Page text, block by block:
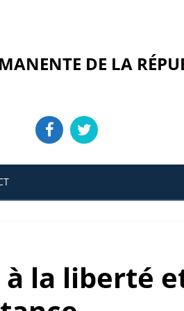
DE LA
la liberté